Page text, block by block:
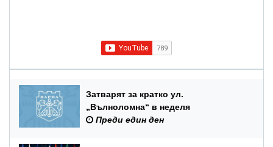
Затварят за кратко ул.
„Вълноломна“ в неделя
Преди един ден